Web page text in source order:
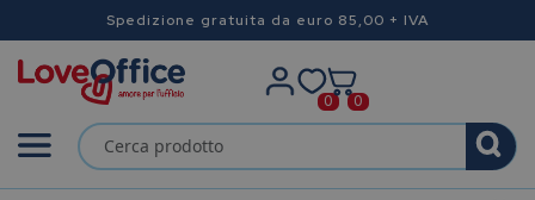
Spedizione gratuita da euro 85,00 + IVA
0 0